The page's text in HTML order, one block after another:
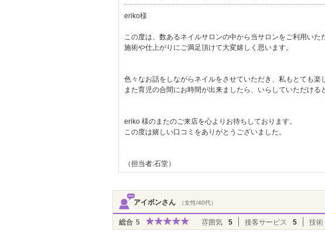
eriko様
この度は、数あるネイルサロンの中から当サロンをご利用いた
施術や仕上がりにご満足頂けて大変嬉しく思います。
色々なお話をしながらネイルをさせていただき、私もとても楽
また育児の合間にお時間が出来ましたら、いらしていただける
eriko 様のまたのご来店を心よりお待ちしております。
この度は嬉しい口コミをありがとうございました。
（担当者:石堂）
アイボンさん （女性/40代）
総合 5 雰囲気 5 接客サービス 5 技術